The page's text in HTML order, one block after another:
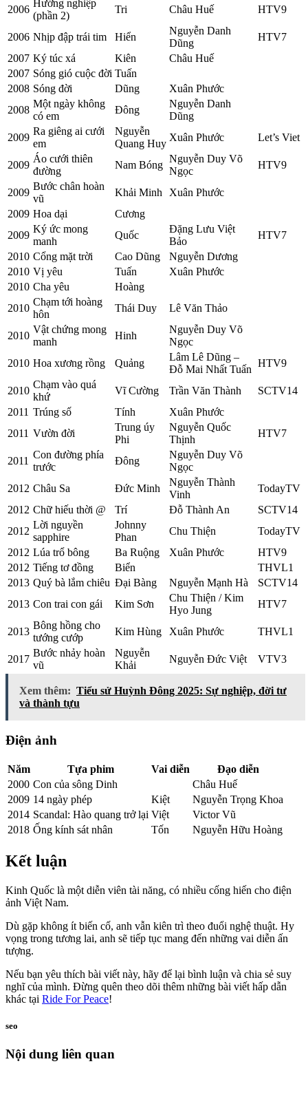
2006
Hướng nghiệp
(phần 2)
Tri Châu Huế HTV9
2006 Nhịp đập trái tim Hiển
Nguyễn Danh
Dũng
HTV7
2007 Ký túc xá Kiên
Châu Huế
2007 Sóng gió cuộc đời Tuấn
2008 Sóng đời Dũng
Xuân Phước
2008
Một ngày không
có em
Đông
Nguyễn Danh
Dũng
2009
Ra giêng ai cưới
em
Nguyễn
Quang Huy
Xuân Phước Let’s Viet
2009
Áo cưới thiên
đường
Nam Bóng
Nguyễn Duy Võ
Ngọc
HTV9
2009
Bước chân hoàn
vũ
Khải Minh
Xuân Phước
2009 Hoa dại
Cương
2009
Ký ức mong
manh
Quốc
Đặng Lưu Việt
Bảo
HTV7
2010 Cổng mặt trời Cao Dũng
Nguyễn Dương
2010 Vị yêu Tuấn
Xuân Phước
2010 Cha yêu
Hoàng
2010
Chạm tới hoàng
hôn
Thái Duy Lê Văn Thảo
2010
Vật chứng mong
manh
Hinh
Nguyễn Duy Võ
Ngọc
2010 Hoa xương rồng Quảng
Lâm Lê Dũng –
Đỗ Mai Nhất Tuấn
HTV9
2010
Chạm vào quá
khứ
Vĩ Cường Trần Văn Thành
SCTV14
2011 Trúng số Tính
Xuân Phước
2011 Vườn đời
Trung úy
Phi
Nguyễn Quốc
Thịnh
HTV7
2011
Con đường phía
trước
Đông
Nguyễn Duy Võ
Ngọc
2012 Châu Sa Đức Minh
Nguyễn Thành
Vinh
TodayTV
2012 Chữ hiếu thời @ Trí Đỗ Thành An
SCTV14
2012
Lời nguyền
sapphire
Johnny
Phan
Chu Thiện
TodayTV
2012 Lúa trổ bông Ba Ruộng Xuân Phước
HTV9
2012 Tiếng tơ đồng Biển
THVL1
2013 Quý bà lắm chiêu Đại Bàng Nguyễn Mạnh Hà
SCTV14
2013 Con trai con gái Kim Sơn
Chu Thiện / Kim
Hyo Jung
HTV7
2013
Bông hồng cho
tướng cướp
Kim Hùng Xuân Phước THVL1
2017
Bước nhảy hoàn
vũ
Nguyễn
Khải
Nguyễn Đức Việt VTV3
Xem thêm: Tiểu sử Huỳnh Đông 2025: Sự nghiệp, đời tư
và thành tựu
Điện ảnh
Năm Tựa phim Vai diễn
Đạo diễn
2000 Con của sông Dinh
Châu Huế
2009 14 ngày phép Kiệt
Nguyễn Trọng Khoa
2014 Scandal: Hào quang trở lại Việt
Victor Vũ
2018 Ống kính sát nhân Tốn Nguyễn Hữu Hoàng
Kết luận
Kinh Quốc là một diễn viên tài năng, có nhiều cống hiến cho điện
ảnh Việt Nam.
Dù gặp không ít biến cố, anh vẫn kiên trì theo đuổi nghệ thuật. Hy
vọng trong tương lai, anh sẽ tiếp tục mang đến những vai diễn ấn
tượng.
Nếu bạn yêu thích bài viết này, hãy để lại bình luận và chia sẻ suy
nghĩ của mình. Đừng quên theo dõi thêm những bài viết hấp dẫn
khác tại Ride For Peace!
seo
Nội dung liên quan